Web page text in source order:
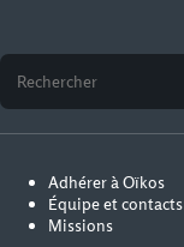
Adhérer à Oïkos
Équipe et contacts
Missions